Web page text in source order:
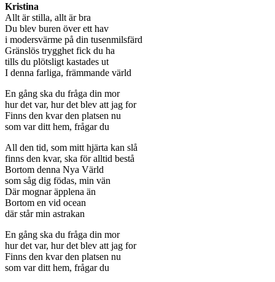
Kristina
Allt är stilla, allt är bra
Du blev buren över ett hav
i modersvärme på din tusenmilsfärd
Gränslös trygghet fick du ha
tills du plötsligt kastades ut
I denna farliga, främmande värld
En gång ska du fråga din mor
hur det var, hur det blev att jag for
Finns den kvar den platsen nu
som var ditt hem, frågar du
All den tid, som mitt hjärta kan slå
finns den kvar, ska för alltid bestå
Bortom denna Nya Värld
som såg dig födas, min vän
Där mognar äpplena än
Bortom en vid ocean
där står min astrakan
En gång ska du fråga din mor
hur det var, hur det blev att jag for
Finns den kvar den platsen nu
som var ditt hem, frågar du